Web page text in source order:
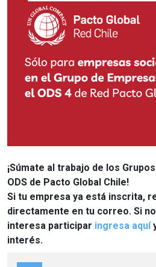
¡Súmate al trabajo de los
ODS de Pacto Global Chile!
Si tu empresa ya está inscrita,
directamente en tu correo. Si
interesa participar ingresa aquí
interés.